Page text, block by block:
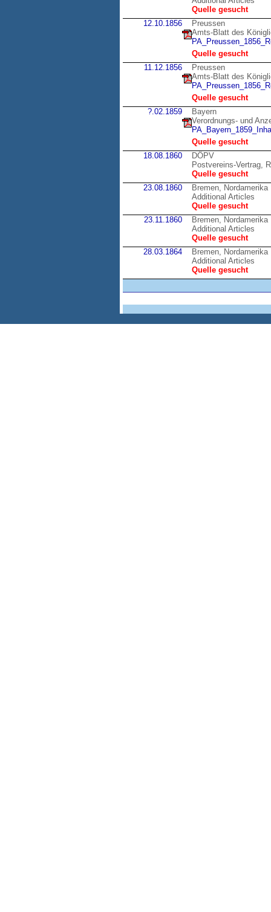
Quelle gesucht
12.10.1856
Preussen
Amts-Blatt des
Quelle gesucht
11.12.1856
Preussen
Amts-Blatt des
Quelle gesucht
?.02.1859
Bayern
Verordnungs- und
Quelle gesucht
18.08.1860
DÖPV
Postvereins-Vertrag,
Quelle gesucht
23.08.1860
Bremen, Nordamerika
Additional Articles
Quelle gesucht
23.11.1860
Bremen, Nordamerika
Additional Articles
Quelle gesucht
28.03.1864
Bremen, Nordamerika
Additional Articles
Quelle gesucht